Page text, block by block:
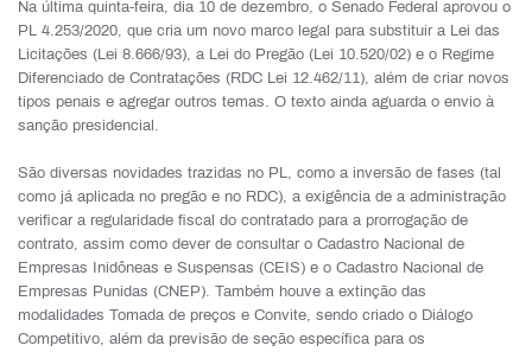
Na última quinta-feira, dia 10 de dezembro, o Senado Federal aprovou o
PL 4.253/2020, que cria um novo marco legal para substituir a Lei das
Licitações (Lei 8.666/93), a Lei do Pregão (Lei 10.520/02) e o Regime
Diferenciado de Contratações (RDC Lei 12.462/11), além de criar novos
tipos penais e agregar outros temas. O texto ainda aguarda o envio à
sanção presidencial.
São diversas novidades trazidas no PL, como a inversão de fases (tal
como já aplicada no pregão e no RDC), a exigência de a administração
verificar a regularidade fiscal do contratado para a prorrogação de
contrato, assim como dever de consultar o Cadastro Nacional de
Empresas Inidôneas e Suspensas (CEIS) e o Cadastro Nacional de
Empresas Punidas (CNEP). Também houve a extinção das
modalidades Tomada de preços e Convite, sendo criado o Diálogo
Competitivo, além da previsão de seção específica para os